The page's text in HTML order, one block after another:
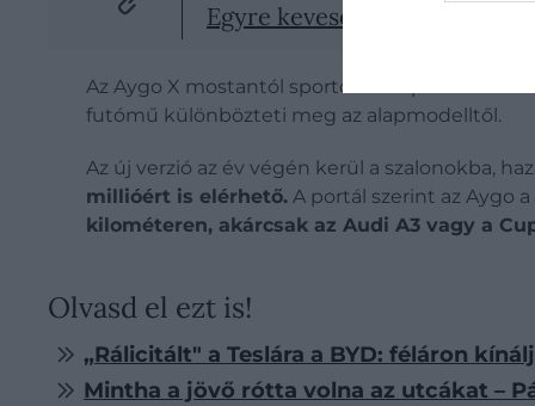
Egyre kevesebb benzines-
Az Aygo X mostantól sportos GR Sport
futómű különbözteti meg az alapmodelltől.
Az új verzió az év végén kerül a szalonokba,
millióért is elérhető. A portál szerint az Aygo
kilométeren, akárcsak az Audi A3 vagy a
Olvasd el ezt is!
„Rálicitált" a Teslára a BYD: féláron
Mintha a jövő rótta volna az utcákat –